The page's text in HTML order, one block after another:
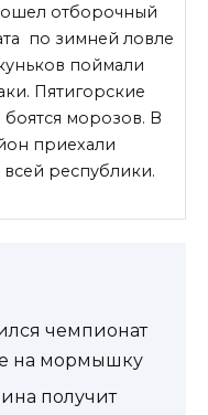
отборочный
по зимней ловле
поймали
Пятигорские
морозов. В
приехали
республики.
чемпионат
на мормышку
получит